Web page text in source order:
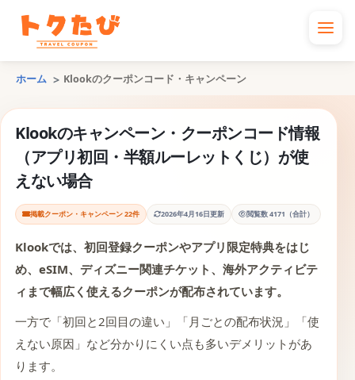
ホーム Klookのクーポンコード・キャンペーン
Klookのキャンペーン・クーポンコード情報
（アプリ初回・半額ルーレットくじ）が使
えない場合
掲載クーポン・キャンペーン 22件 2026年4月16日更新 閲覧数 4171（合計）
Klookでは、初回登録クーポンやアプリ限定特典をはじ
め、eSIM、ディズニー関連チケット、海外アクティビテ
ィまで幅広く使えるクーポンが配布されています。
一方で「初回と2回目の違い」「月ごとの配布状況」「使
えない原因」など分かりにくい点も多いデメリットがあ
ります。